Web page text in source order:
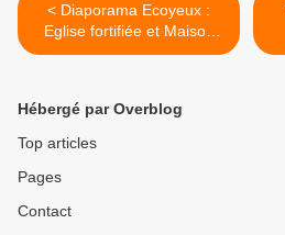
< Diaporama Ecoyeux :
Eglise fortifiée et Maison
forte
Hébergé par Overblog
Top articles
Pages
Contact